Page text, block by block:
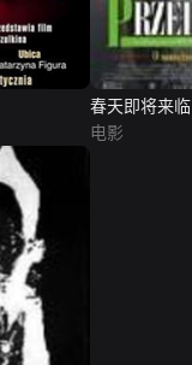
春天即将来临
电影